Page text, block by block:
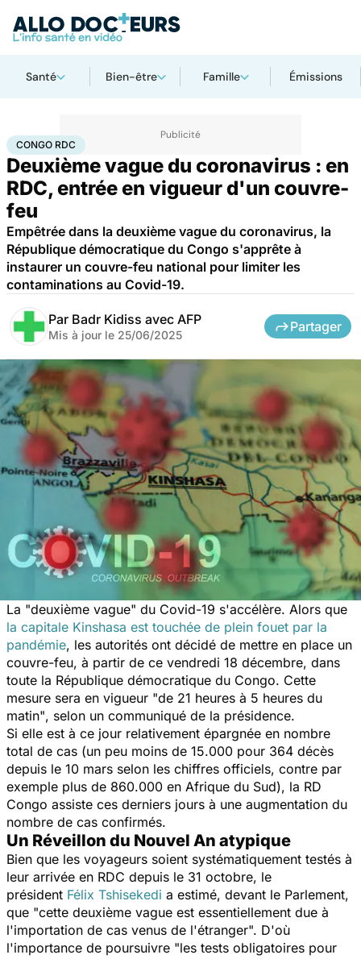
Santé Bien-être Famille Émissions
AccueilSantéMaladies Maladies infectieuses
CONGO RDC
Deuxième vague du coronavirus : en
RDC, entrée en vigueur d'un couvre-
feu
Empêtrée dans la deuxième vague du coronavirus, la
République démocratique du Congo s'apprête à
instaurer un couvre-feu national pour limiter les
contaminations au Covid-19.
Par Badr Kidiss avec AFP
Mis à jour le 25/06/2025
Partager
La "deuxième vague" du Covid-19 s'accélère. Alors que
la capitale Kinshasa est touchée de plein fouet par la
pandémie, les autorités ont décidé de mettre en place un
couvre-feu, à partir de ce vendredi 18 décembre, dans
toute la République démocratique du Congo. Cette
mesure sera en vigueur "de 21 heures à 5 heures du
matin", selon un communiqué de la présidence.
Si elle est à ce jour relativement épargnée en nombre
total de cas (un peu moins de 15.000 pour 364 décès
depuis le 10 mars selon les chiffres officiels, contre par
exemple plus de 860.000 en Afrique du Sud), la RD
Congo assiste ces derniers jours à une augmentation du
nombre de cas confirmés.
Un Réveillon du Nouvel An atypique
Bien que les voyageurs soient systématiquement testés à
leur arrivée en RDC depuis le 31 octobre, le
président Félix Tshisekedi a estimé, devant le Parlement,
que "cette deuxième vague est essentiellement due à
l'importation de cas venus de l'étranger". D'où
l'importance de poursuivre "les tests obligatoires pour